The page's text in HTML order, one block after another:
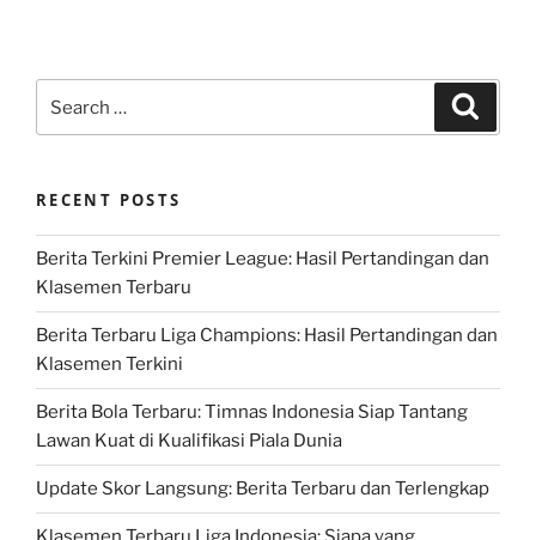
for:
RECENT POSTS
Berita Terkini Premier League: Hasil Pertandingan dan
Klasemen Terbaru
Berita Terbaru Liga Champions: Hasil Pertandingan dan
Klasemen Terkini
Berita Bola Terbaru: Timnas Indonesia Siap Tantang
Lawan Kuat di Kualifikasi Piala Dunia
Update Skor Langsung: Berita Terbaru dan Terlengkap